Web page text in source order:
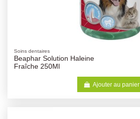
Soins dentaires
Beaphar Solution Haleine
Fraîche 250Ml
Ajouter au panier